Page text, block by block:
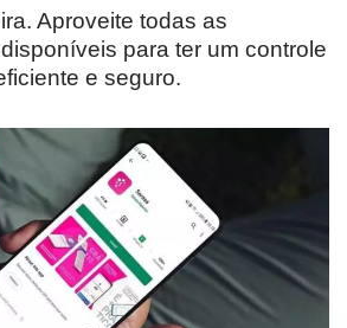
Aproveite todas as
para ter um controle
e seguro.